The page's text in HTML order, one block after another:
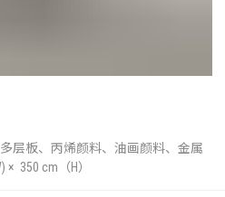
层板、丙烯颜料、油画颜料、金属
× 350 cm（H）